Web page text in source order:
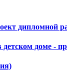
дипломной
доме -